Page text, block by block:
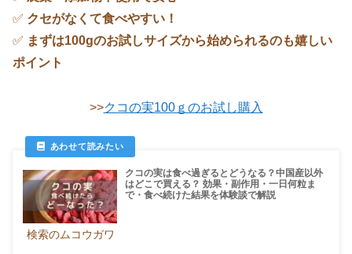
✅ クセがなくて食べやすい！
✅ まずは100gのお試しサイズから始められるのも嬉しい
ポイント
>>クコの実100ｇのお試し購入
クコの実は食べ過ぎるとどうなる？中国産以外
はどこで買える？ 効果・副作用・一日何粒ま
で・食べ続けた結果を体験談で解説
検索のムコウガワ